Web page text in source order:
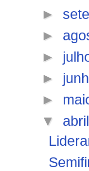
►
►
►
►
►
▼ abril